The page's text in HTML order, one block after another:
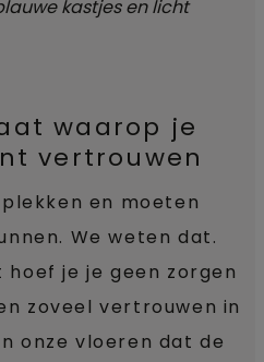
waarop je
vertrouwen
en moeten
We weten dat.
je je geen zorgen
zoveel vertrouwen in
onze vloeren dat de